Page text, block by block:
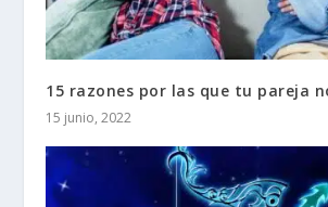
15 razones por las que tu pareja
15 junio, 2022